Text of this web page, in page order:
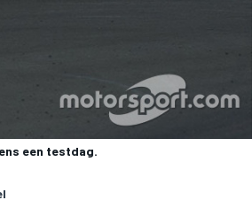
een testdag.